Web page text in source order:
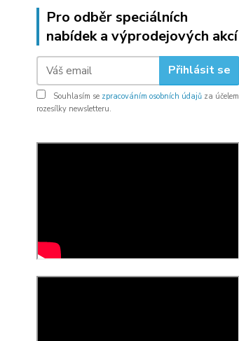
Pro odběr speciálních
nabídek a výprodejových akcí
Přihlásit se
Souhlasím se zpracováním osobních údajů za účelem
rozesílky newsletteru.